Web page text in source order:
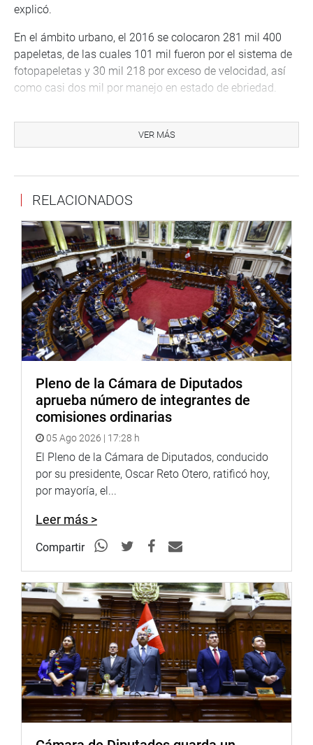
explicó.
En el ámbito urbano, el 2016 se colocaron 281 mil 400
papeletas, de las cuales 101 mil fueron por el sistema de
fotopapeletas y 30 mil 218 por exceso de velocidad, así
como casi dos mil por manejo en estado de ebriedad.
estadística según el legislador Mantilla Medina, quien
propuso realizar una campaña conjunta entre la PNP y el
primarios y secundarios donde el objetivo debe ser
El juez supremo Luis Alberto Zeballos Vela propuso
charlas de seguridad vial a los conductores, las mismas
que deben ser certificadas y estas a su vez condición
exigida para entregar la revisión técnica.
El Coronel (PNP) Franklin Barreto Verástegui comentó
que la cifra de accidentes de tránsito se ha reducido
gracias al trabajo de su institución; entre los años 1980 y
terrorismo, mientras en ese mismo periodo los
accidentes de tránsito ocasionaron 34 mil muertes
absurdas.
En representación del alcalde de Lima, Elvira Moscoso,
propuso un trabajo comprometido y conjunto que permita
identificar los puntos neurálgicos del transporte y
premie a los buenos conductores con u8n estímulo
que esta problemática mundial ocasionada por el
incremento de medios de transporte ha matado en los
últimos 115 años más de 100 millones de personas
superando la cifra de 70 millones que originaron todas
las guerras juntas.
Es necesario considerar la educación vial como política
pública. El trabajo preventivo con niños y jóvenes es
esencial pero en lo inmediato las sanciones y acciones
contra los infractores deben ser drásticas. El peruano
VER MÁS
RELACIONADOS
Pleno de la Cámara de Diputados
aprueba número de integrantes de
comisiones ordinarias
05 Ago 2026 | 17:28 h
El Pleno de la Cámara de Diputados, conducido
por su presidente, Oscar Reto Otero, ratificó hoy,
por mayoría, el...
Leer más >
Compartir